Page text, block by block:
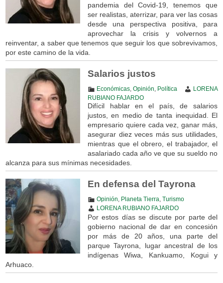
pandemia del Covid-19, tenemos que
ser realistas, aterrizar, para ver las cosas
desde una perspectiva positiva, para
aprovechar la crisis y volvernos a
reinventar, a saber que tenemos que seguir los que sobrevivamos,
por este camino de la vida.
Salarios justos
Económicas, Opinión Política
LORENA
RUBIANO FAJARDO
Difícil hablar en el país, de salarios
justos, en medio de tanta inequidad. El
empresario quiere cada vez, ganar más,
asegurar diez veces más sus utilidades,
mientras que el obrero, el trabajador, el
asalariado cada año ve que su sueldo no
alcanza para sus mínimas necesidades.
En defensa del Tayrona
Opinión Planeta Tierra Turismo
LORENA RUBIANO FAJARDO
Por estos días se discute por parte del
gobierno nacional de dar en concesión
por más de 20 años, una parte del
parque Tayrona, lugar ancestral de los
indígenas Wiwa, Kankuamo, Kogui y
Arhuaco.